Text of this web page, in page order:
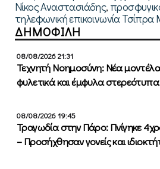
Νίκος Αναστασιάδης,
τηλεφωνική επικοινωνία Τσίπρα
ΔΗΜΟΦΙΛΗ
08/08/2026 21:31
Τεχνητή Νοημοσύνη: Νέα
φυλετικά και έμφυλα στερεότυπα
08/08/2026 19:45
Τραγωδία στην Πάρο: Πνίγηκε
– Προσήχθησαν γονείς και